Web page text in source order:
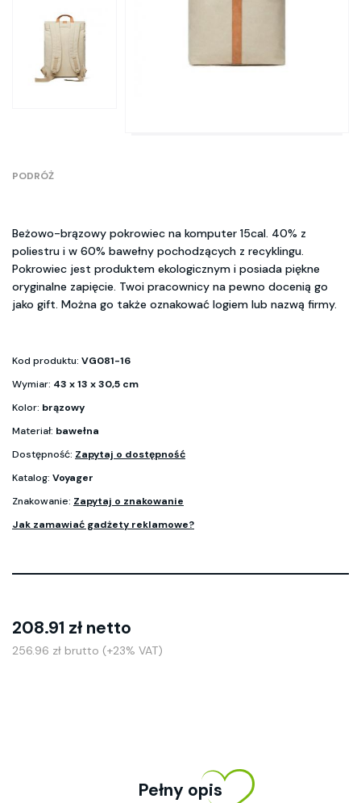
PODRÓŻ
Beżowo-brązowy pokrowiec na komputer 15cal. 40% z
poliestru i w 60% bawełny pochodzących z recyklingu.
Pokrowiec jest produktem ekologicznym i posiada piękne
oryginalne zapięcie. Twoi pracownicy na pewno docenią go
jako gift. Można go także oznakować logiem lub nazwą firmy.
Kod produktu: VG081-16
Wymiar: 43 x 13 x 30,5 cm
Kolor: brązowy
Materiał: bawełna
Dostępność: Zapytaj o dostępność
Katalog: Voyager
Znakowanie: Zapytaj o znakowanie
Jak zamawiać gadżety reklamowe?
208.91 zł netto
256.96 zł brutto (+23% VAT)
Pełny opis